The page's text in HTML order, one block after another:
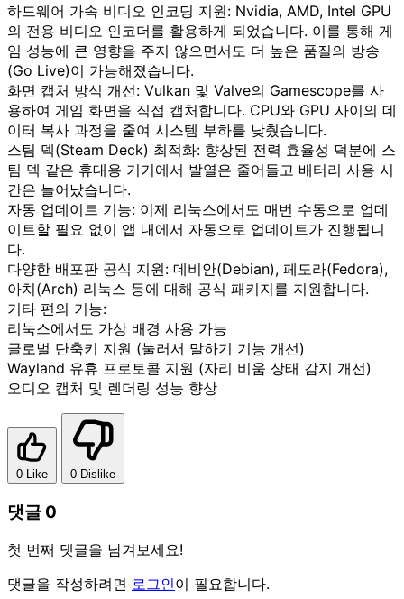
하드웨어 가속 비디오 인코딩 지원: Nvidia, AMD, Intel GPU
의 전용 비디오 인코더를 활용하게 되었습니다. 이를 통해 게
임 성능에 큰 영향을 주지 않으면서도 더 높은 품질의 방송
(Go Live)이 가능해졌습니다.
화면 캡처 방식 개선: Vulkan 및 Valve의 Gamescope를 사
용하여 게임 화면을 직접 캡처합니다. CPU와 GPU 사이의 데
이터 복사 과정을 줄여 시스템 부하를 낮췄습니다.
스팀 덱(Steam Deck) 최적화: 향상된 전력 효율성 덕분에 스
팀 덱 같은 휴대용 기기에서 발열은 줄어들고 배터리 사용 시
간은 늘어났습니다.
자동 업데이트 기능: 이제 리눅스에서도 매번 수동으로 업데
이트할 필요 없이 앱 내에서 자동으로 업데이트가 진행됩니
다.
다양한 배포판 공식 지원: 데비안(Debian), 페도라(Fedora),
아치(Arch) 리눅스 등에 대해 공식 패키지를 지원합니다.
기타 편의 기능:
리눅스에서도 가상 배경 사용 가능
글로벌 단축키 지원 (눌러서 말하기 기능 개선)
Wayland 유휴 프로토콜 지원 (자리 비움 상태 감지 개선)
오디오 캡처 및 렌더링 성능 향상
0 Like 0 Dislike
댓글 0
첫 번째 댓글을 남겨보세요!
댓글을 작성하려면 로그인이 필요합니다.